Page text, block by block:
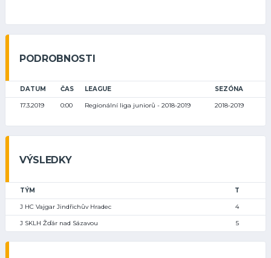
PODROBNOSTI
DATUM ČAS LEAGUE SEZÓNA
17.3.2019 0:00 Regionální liga juniorů - 2018-2019 2018-2019
VÝSLEDKY
TÝM T
J HC Vajgar Jindřichův Hradec 4
J SKLH Žďár nad Sázavou 5